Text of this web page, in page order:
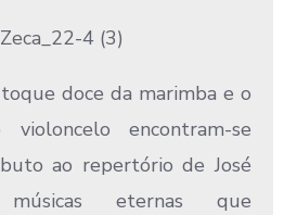
doce da marimba e o
encontram-se
ao repertório de José
eternas que